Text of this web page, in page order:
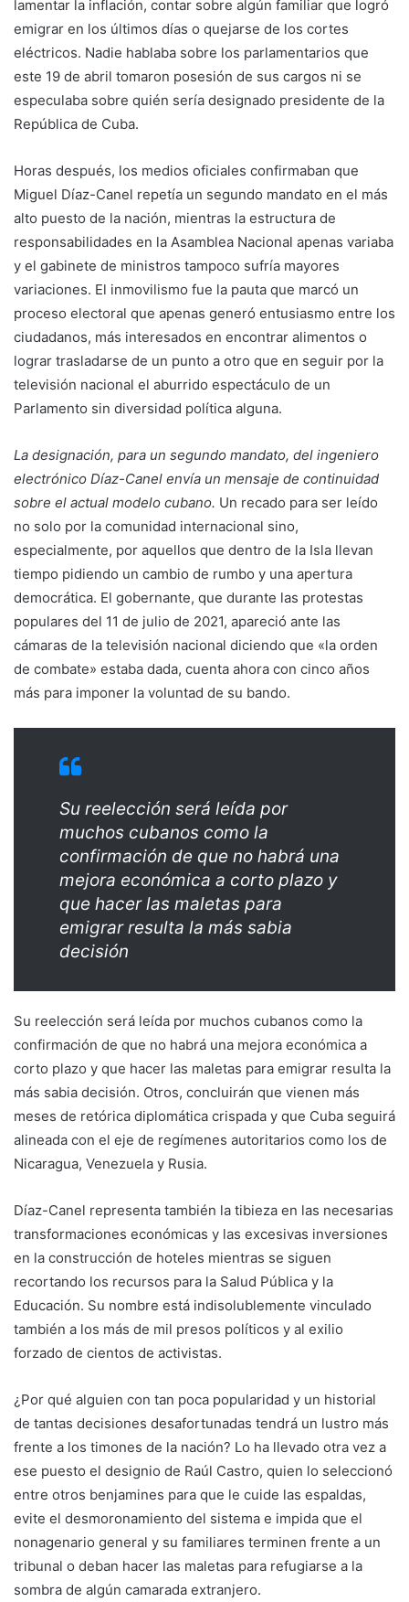
lamentar la inflación, contar sobre algún familiar que logró
emigrar en los últimos días o quejarse de los cortes
eléctricos. Nadie hablaba sobre los parlamentarios que
este 19 de abril tomaron posesión de sus cargos ni se
especulaba sobre quién sería designado presidente de la
República de Cuba.
Horas después, los medios oficiales confirmaban que
Miguel Díaz-Canel repetía un segundo mandato en el más
alto puesto de la nación, mientras la estructura de
responsabilidades en la Asamblea Nacional apenas variaba
y el gabinete de ministros tampoco sufría mayores
variaciones. El inmovilismo fue la pauta que marcó un
proceso electoral que apenas generó entusiasmo entre los
ciudadanos, más interesados en encontrar alimentos o
lograr trasladarse de un punto a otro que en seguir por la
televisión nacional el aburrido espectáculo de un
Parlamento sin diversidad política alguna.
La designación, para un segundo mandato, del ingeniero
electrónico Díaz-Canel envía un mensaje de continuidad
sobre el actual modelo cubano. Un recado para ser leído
no solo por la comunidad internacional sino,
especialmente, por aquellos que dentro de la Isla llevan
tiempo pidiendo un cambio de rumbo y una apertura
democrática. El gobernante, que durante las protestas
populares del 11 de julio de 2021, apareció ante las
cámaras de la televisión nacional diciendo que «la orden
de combate» estaba dada, cuenta ahora con cinco años
más para imponer la voluntad de su bando.
Su reelección será leída por
muchos cubanos como la
confirmación de que no habrá una
mejora económica a corto plazo y
que hacer las maletas para
emigrar resulta la más sabia
decisión
Su reelección será leída por muchos cubanos como la
confirmación de que no habrá una mejora económica a
corto plazo y que hacer las maletas para emigrar resulta la
más sabia decisión. Otros, concluirán que vienen más
meses de retórica diplomática crispada y que Cuba seguirá
alineada con el eje de regímenes autoritarios como los de
Nicaragua, Venezuela y Rusia.
Díaz-Canel representa también la tibieza en las necesarias
transformaciones económicas y las excesivas inversiones
en la construcción de hoteles mientras se siguen
recortando los recursos para la Salud Pública y la
Educación. Su nombre está indisolublemente vinculado
también a los más de mil presos políticos y al exilio
forzado de cientos de activistas.
¿Por qué alguien con tan poca popularidad y un historial
de tantas decisiones desafortunadas tendrá un lustro más
frente a los timones de la nación? Lo ha llevado otra vez a
ese puesto el designio de Raúl Castro, quien lo seleccionó
entre otros benjamines para que le cuide las espaldas,
evite el desmoronamiento del sistema e impida que el
nonagenario general y su familiares terminen frente a un
tribunal o deban hacer las maletas para refugiarse a la
sombra de algún camarada extranjero.